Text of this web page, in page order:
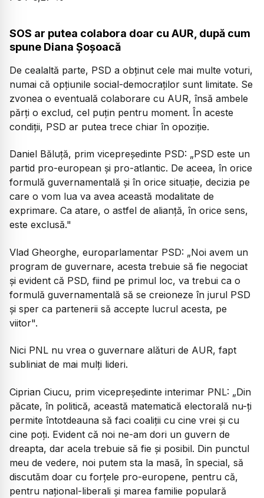
SOS ar putea colabora doar cu AUR, după cum
spune Diana Șoșoacă
De cealaltă parte, PSD a obținut cele mai multe voturi,
numai că opțiunile social-democraților sunt limitate. Se
zvonea o eventuală colaborare cu AUR, însă ambele
părți o exclud, cel puțin pentru moment. În aceste
condiții, PSD ar putea trece chiar în opoziție.
Daniel Băluță, prim vicepreședinte PSD: „PSD este un
partid pro-european și pro-atlantic. De aceea, în orice
formulă guvernamentală și în orice situație, decizia pe
care o vom lua va avea această modalitate de
exprimare. Ca atare, o astfel de alianță, în orice sens,
este exclusă."
Vlad Gheorghe, europarlamentar PSD: „Noi avem un
program de guvernare, acesta trebuie să fie negociat
și evident că PSD, fiind pe primul loc, va trebui ca o
formulă guvernamentală să se creioneze în jurul PSD
și sper ca partenerii să accepte lucrul acesta, pe
viitor".
Nici PNL nu vrea o guvernare alături de AUR, fapt
subliniat de mai mulți lideri.
Ciprian Ciucu, prim vicepreședinte interimar PNL: „Din
păcate, în politică, această matematică electorală nu-ți
permite întotdeauna să faci coaliții cu cine vrei și cu
cine poți. Evident că noi ne-am dori un guvern de
dreapta, dar acela trebuie să fie și posibil. Din punctul
meu de vedere, noi putem sta la masă, în special, să
discutăm doar cu forțele pro-europene, pentru că,
pentru național-liberali și marea familie populară